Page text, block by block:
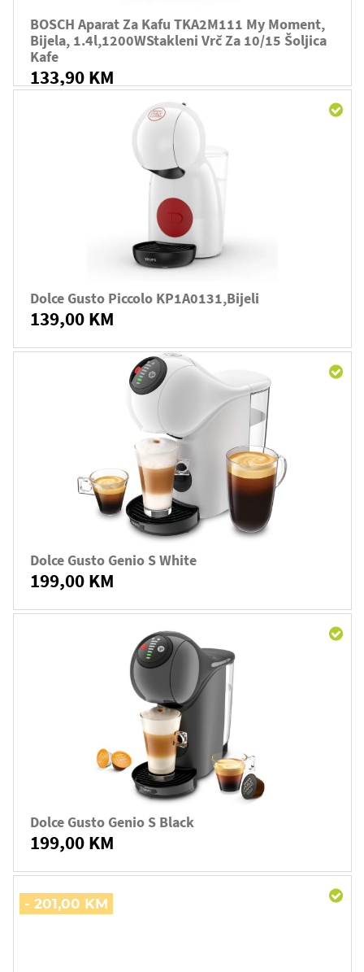
BOSCH Aparat Za Kafu TKA2M111 My Moment,
Bijela, 1.4l,1200WStakleni Vrč Za 10/15 Šoljica
Kafe
133,90 KM
Dolce Gusto Piccolo KP1A0131,bijeli
139,00 KM
Dolce Gusto Genio S White
199,00 KM
Dolce Gusto Genio S Black
199,00 KM
- 201,00 KM